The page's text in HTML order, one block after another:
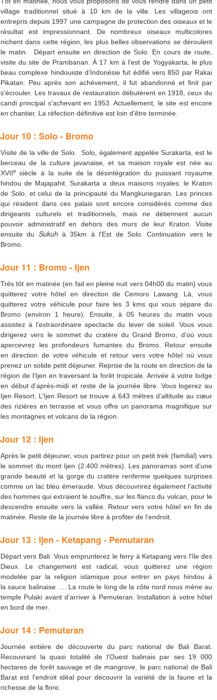
village traditionnel situé à 10 km de la ville. Les villageois ont
entrepris depuis 1997 une campagne de protection des oiseaux et le
résultat est impressionnant. De nombreux oiseaux multicolores
nichent dans cette région, les plus belles observations se déroulent
le matin. Départ ensuite en direction de Solo. En cours de route,
visite du site de Prambanan. À 17 km à l'est de Yogyakarta, le plus
beau complexe hindouiste d’Indonésie fut édifié vers 850 par Rakai
Pikatan. Peu après son achèvement, il fut abandonné et finit par
s'écrouler. Les travaux de restauration débutèrent en 1918, ceux du
candi principal s'achevant en 1953. Actuellement, le site est encore
en chantier. La réfection définitive est loin d'être terminée.
Jour 10 : Solo - Bromo
Visite de la ville de Solo. Solo, également appelée Surakarta, est le
berceau de la culture javanaise, et sa maison royale est née au
XVIIe siècle à la suite de la désintégration du puissant royaume
hindou de Majapahit. Surakarta a deux maisons royales: le Kraton
de Solo, et celui de la principauté du Mangkunegaran. Les princes
qui résident dans ces palais sont encore considérés comme des
dirigeants culturels et traditionnels, mais ne détiennent aucun
pouvoir administratif en dehors des murs de leur Kraton. Visite
ensuite du Sukuhà 35km à l'Est de Solo. Continuation vers le
Bromo.
Jour 11 : Bromo - Ijen
Très tôt en matinée (en fait en pleine nuit vers 04h00 du matin) vous
quitterez votre hôtel en direction de Cemoro Lawang. Là, vous
quitterez votre véhicule pour faire les 3 kms qui vous sépare du
Bromo (environ 1 heure). Ensuite, à 05 heures du matin vous
assistez à l’extraordinaire spectacle du lever de soleil. Vous vous
dirigerez vers le sommet du cratère du Grand Bromo, d’où vous
apercevrez les profondeurs fumantes du Bromo. Retour ensuite
en direction de votre véhicule et retour vers votre hôtel où vous
prenez un solide petit déjeuner. Reprise de la route en direction de la
région de l’Ijen en traversant la forêt tropicale. Arrivée à votre lodge
en début d’après-midi et reste de la journée libre. Vous logerez au
Ijen Resort. L’Ijen Resort se trouve à 643 mètres d’altitude au cœur
des rizières en terrasse et vous offre un panorama magnifique sur
les montagnes et volcans de la région.
Jour 12 : Ijen
Après le petit déjeuner, vous partirez pour un petit trek (familial) vers
le sommet du mont Ijen (2.400 mètres). Les panoramas sont d’une
grande beauté et la gorge du cratère renferme quelques surprises
comme un lac bleu émeraude. Vous découvrirez également l'activité
des hommes qui extraient le souffre, sur les flancs du volcan, pour le
descendre ensuite vers la vallée. Retour vers votre hôtel en fin de
matinée. Reste de la journée libre à profiter de l’endroit.
Jour 13 : Ijen - Ketapang - Pemutaran
Départ vers Bali. Vous emprunterez le ferry à Ketapang vers l'île des
Dieux. Le changement est radical, vous quitterez une région
modelée par la religion islamique pour entrer en pays hindou à
la sauce balinaise …. La route le long de la côte nord nous mène au
temple Pulaki avant d'arriver à Pemuteran. Installation à votre hôtel
en bord de mer.
Jour 14 : Pemutaran
Journée entière de découverte du parc national de Bali Barat.
Recouvrant la quasi totalité de l'Ouest balinais par ses 19 000
hectares de forêt sauvage et de mangrove, le parc national de Bali
Barat est l'endroit idéal pour découvrir la variété de la faune et la
richesse de la flore.